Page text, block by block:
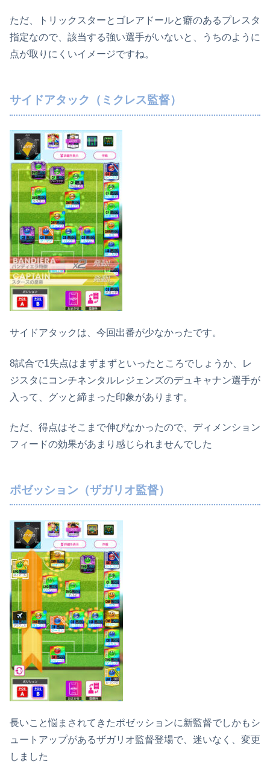
ただ、トリックスターとゴレアドールと癖のあるプレスタ
指定なので、該当する強い選手がいないと、うちのように
点が取りにくいイメージですね。
サイドアタック（ミクレス監督）
サイドアタックは、今回出番が少なかったです。
8試合で1失点はまずまずといったところでしょうか、レ
ジスタにコンチネンタルレジェンズのデュキャナン選手が
入って、グッと締まった印象があります。
ただ、得点はそこまで伸びなかったので、ディメンション
フィードの効果があまり感じられませんでした
ポゼッション（ザガリオ監督）
長いこと悩まされてきたポゼッションに新監督でしかもシ
ュートアップがあるザガリオ監督登場で、迷いなく、変更
しました